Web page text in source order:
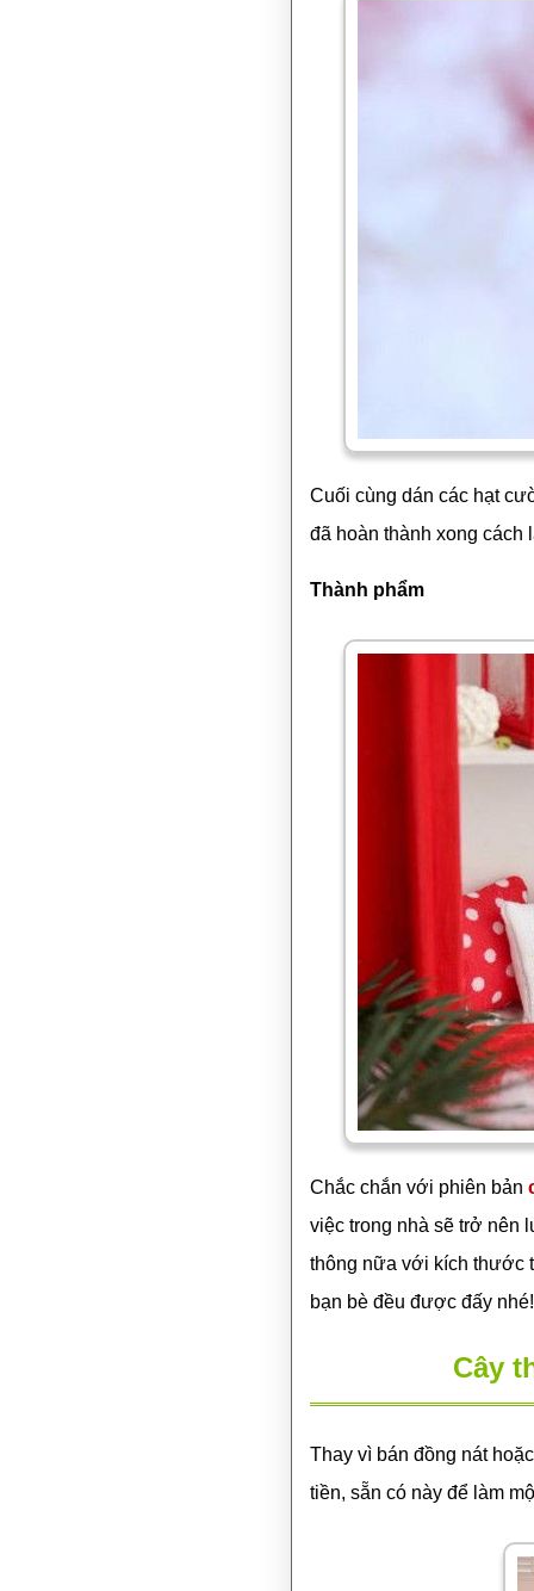
Cuối cùng dán các hạt
đã hoàn thành xong cách
Thành phẩm
Chắc chắn với phiên bản
việc trong nhà sẽ trở nên
thông nữa với kích thước
bạn bè đều được đấy nhé!
Cây
Thay vì bán đồng nát
tiền, sẵn có này để làm